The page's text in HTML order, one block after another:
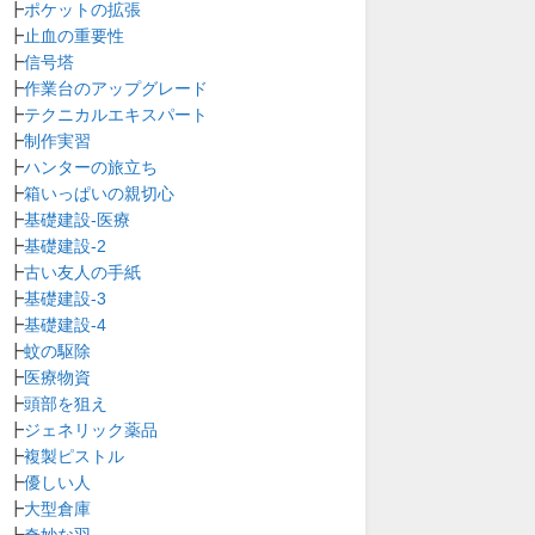
┣ポケットの拡張
┣ 止血の重要性
┣信号塔
┣作業台のアップグレード
┣テクニカルエキスパート
┣制作実習
┣ハンターの旅立ち
┣箱いっぱいの親切心
┣基礎建設-医療
┣基礎建設-2
┣古い友人の手紙
┣基礎建設-3
┣基礎建設-4
┣蚊の駆除
┣ 医療物資
┣頭部を狙え
┣ジェネリック薬品
┣複製ピストル
┣優しい人
┣大型倉庫